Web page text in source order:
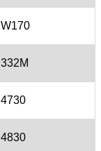
W170
332M
4730
4830